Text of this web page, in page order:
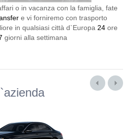
o in vacanza con la famiglia, fate
e vi forniremo con trasporto
in qualsiasi città d`Europa 24 ore
giorni alla settimana